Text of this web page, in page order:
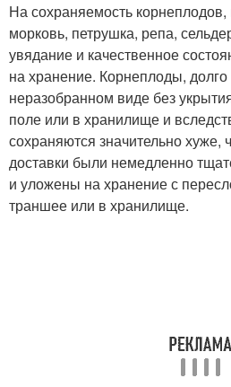
На сохраняемость корнеплодов,
морковь, петрушка, репа,
увядание и качественное
на хранение. Корнеплоды,
неразобранном виде без
поле или в хранилище и
сохраняются значительно хуже,
доставки были немедленно
и уложены на хранение с
траншее или в хранилище.